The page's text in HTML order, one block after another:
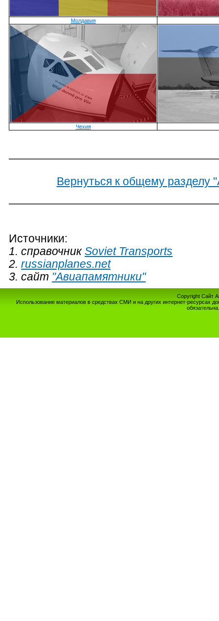
Молдавия
Чехия
Вернуться к общему разделу
Источники:
1. справочникSoviet Transports
2.russianplanes.net
3. сайт "Авиапамятники"
Copyright Сайт
Использование материалов в средствах СМИ и на других интернет-ресурсах
обязательна.